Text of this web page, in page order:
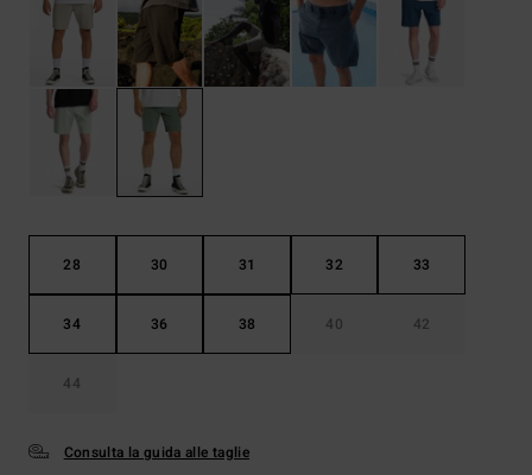
28 30 31 32 33
34 36 38 40 42
44
Consulta la guida alle taglie